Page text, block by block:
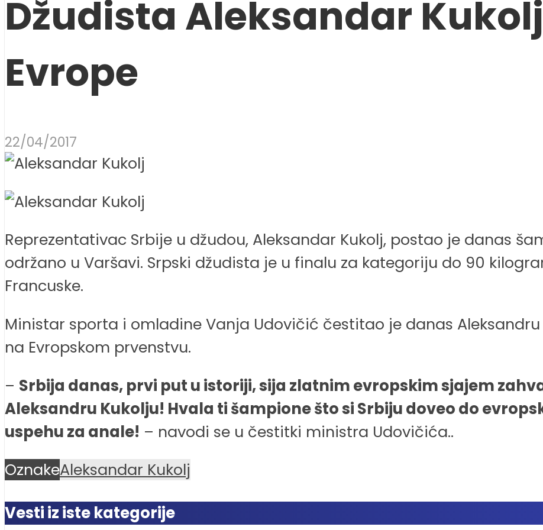
Džudista Aleksandar
Evrope
22/04/2017
Reprezentativac Srbije u džudou, Aleksandar Kukolj, postao je danas
održano u Varšavi. Srpski džudista je u finalu za kategoriju do 90
Francuske.
Ministar sporta i omladine Vanja Udovičić čestitao je danas
na Evropskom prvenstvu.
– Srbija danas, prvi put u istoriji, sija zlatnim evropskim sjajem
Aleksandru Kukolju! Hvala ti šampione što si Srbiju doveo do
uspehu za anale! – navodi se u čestitki ministra Udovičića..
OznakeAleksandar Kukolj
Vesti iz iste kategorije